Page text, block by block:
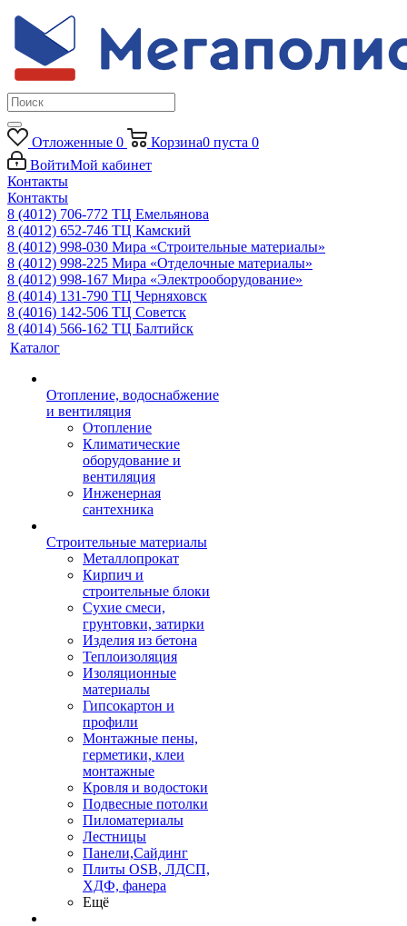
Отложенные 0 Корзина0 пуста 0
ВойтиМой кабинет
Контакты
Контакты
8 (4012) 706-772 ТЦ Емельянова
8 (4012) 652-746 ТЦ Камский
8 (4012) 998-030 Мира «Строительные материалы»
8 (4012) 998-225 Мира «Отделочные материалы»
8 (4012) 998-167 Мира «Электрооборудование»
8 (4014) 131-790 ТЦ Черняховск
8 (4016) 142-506 ТЦ Советск
8 (4014) 566-162 ТЦ Балтийск
Каталог
Отопление, водоснабжение
и вентиляция
Отопление
Климатические
оборудование и
вентиляция
Инженерная
сантехника
Строительные материалы
Металлопрокат
Кирпич и
строительные блоки
Сухие смеси,
грунтовки, затирки
Изделия из бетона
Теплоизоляция
Изоляционные
материалы
Гипсокартон и
профили
Монтажные пены,
герметики, клеи
монтажные
Кровля и водостоки
Подвесные потолки
Пиломатериалы
Лестницы
Панели,Сайдинг
Плиты OSB, ЛДСП,
ХДФ, фанера
Ещё